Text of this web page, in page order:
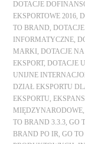
DOTACJE
EKSPORTOWE 2016
TO BRAND
INFORMATYCZNE
MARKI
DOTACJE
EKSPORT, DOTACJE
UNIJNE
DZIAŁ EKSPORTU
EKSPORTU
MIĘDZYNARODOWE
TO BRAND 3.3.3 ,GO
BRAND PO IR ,GO